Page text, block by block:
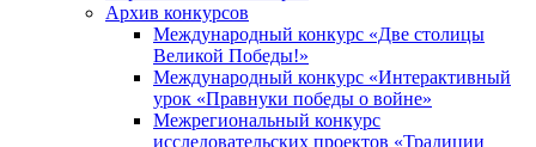
Архив конкурсов
Международный конкурс «Две столицы
Великой Победы!»
Международный конкурс «Интерактивный
урок «Правнуки победы о войне»
Межрегиональный конкурс
исследовательских проектов «Традиции